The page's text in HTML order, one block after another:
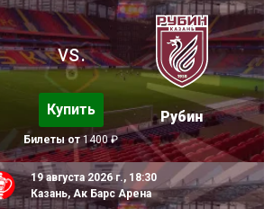
vs.
Купить
Билеты от1400 ₽
Рубин
19 августа 2026 г., 18:30
Казань, Ак Барс Арена